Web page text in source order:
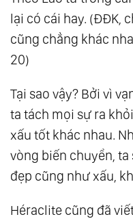
89.Nghiệm Giải
lại có cái hay. (ĐĐK,
cũng chẳng khác
20)
Tại sao vậy? Bởi vì
ta tách mọi sự ra
xấu tốt khác nhau.
vòng biến chuyển, ta
đẹp cũng như xấu,
Héraclite cũng đã